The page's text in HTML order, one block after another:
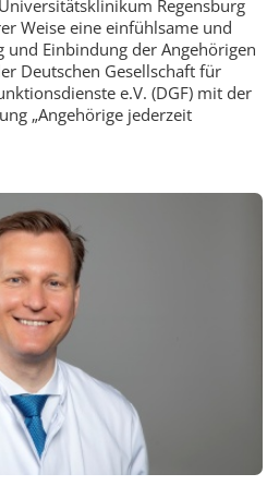
Regensburg
Weise eine einfühlsame und
und Einbindung der Angehörigen
Deutschen Gesellschaft für
e.V. (DGF) mit der
„Angehörige jederzeit